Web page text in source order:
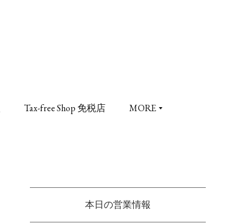
Tax-free Shop 免税店 MORE
本日の営業情報